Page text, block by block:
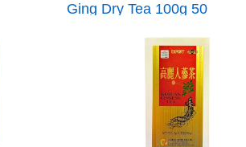
Ging Dry Tea 100g 50
Tazas Formato a
Granel Green tea En
Hojas Con Ginseng y
Cítricos Antioxidante